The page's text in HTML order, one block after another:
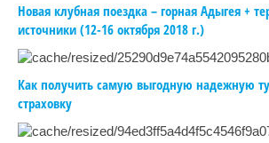
Новая клубная поездка – горная Адыгея +
источники (12-16 октября 2018 г.)
Как получить самую выгодную надежную
страховку